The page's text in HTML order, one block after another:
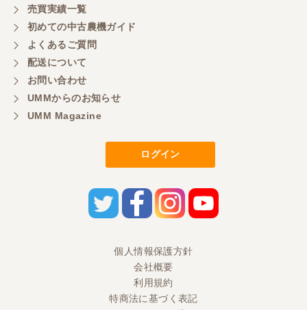
売買実績一覧
初めての中古農機ガイド
よくあるご質問
配送について
お問い合わせ
UMMからのお知らせ
UMM Magazine
ログイン
個人情報保護方針
会社概要
利用規約
特商法に基づく表記